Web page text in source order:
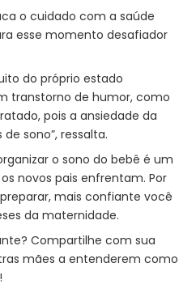
o cuidado com a saúde
esse momento desafiador
do próprio estado
transtorno de humor, como
pois a ansiedade da
sono”, ressalta.
o sono do bebê é um
novos pais enfrentam. Por
mais confiante você
da maternidade.
Compartilhe com sua
mães a entenderem como